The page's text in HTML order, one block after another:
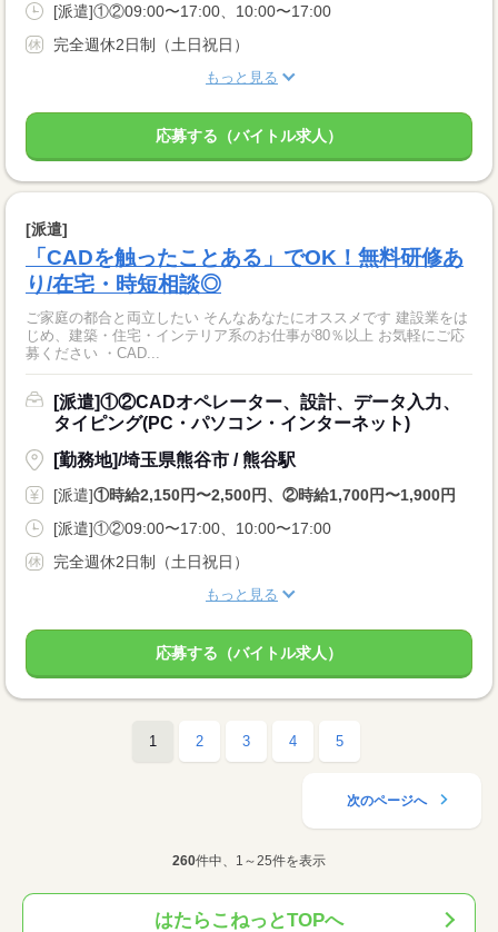
[派遣]①②09:00〜17:00、10:00〜17:00
完全週休2日制（土日祝日）
もっと見る
応募する（バイトル求人）
[派遣]
「CADを触ったことある」でOK！無料研修あ
り/在宅・時短相談◎
ご家庭の都合と両立したい そんなあなたにオススメです 建設業をは
じめ、建築・住宅・インテリア系のお仕事が80％以上 お気軽にご応
募ください ・CAD...
[派遣]①②CADオペレーター、設計、データ入力、
タイピング(PC・パソコン・インターネット)
[勤務地]/埼玉県熊谷市 / 熊谷駅
[派遣]①時給2,150円〜2,500円、②時給1,700円〜1,900円
[派遣]①②09:00〜17:00、10:00〜17:00
完全週休2日制（土日祝日）
もっと見る
応募する（バイトル求人）
1 2 3 4 5
次のページへ
260件中、1～25件を表示
はたらこねっとTOPへ